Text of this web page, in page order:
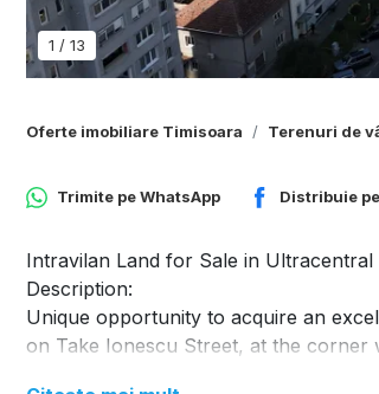
1 / 13
Oferte imobiliare Timisoara Terenuri de
Trimite peWhatsApp Distribuie pe
Intravilan Land for Sale in
Description:
Unique opportunity to acquire an
on Take Ionescu Street, at the corner